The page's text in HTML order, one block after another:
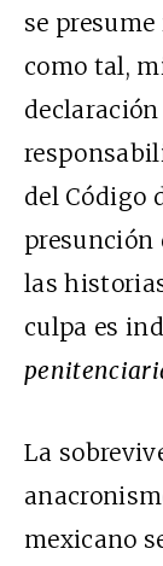
se
como tal,
del Código
presunción
las
culpa es
La
mexicano